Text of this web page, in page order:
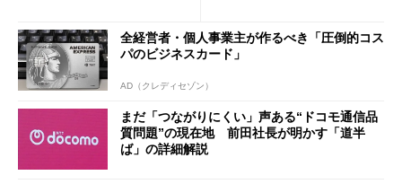
全経営者・個人事業主が作るべき「圧倒的コス
パのビジネスカード」
AD（クレディセゾン）
まだ「つながりにくい」声ある“ドコモ通信品
質問題”の現在地 前田社長が明かす「道半
ば」の詳細解説